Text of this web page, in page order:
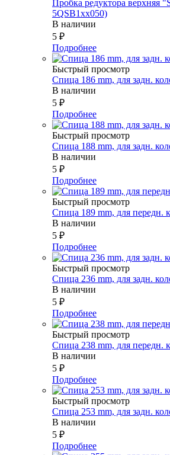
Пробка редуктора верхняя
5QSB1xx050)
В наличии
5 ₽
Подробнее
Быстрый просмотр
Спица 186 mm, для задн.
В наличии
5 ₽
Подробнее
Быстрый просмотр
Спица 188 mm, для задн.
В наличии
5 ₽
Подробнее
Быстрый просмотр
Спица 189 mm, для передн.
В наличии
5 ₽
Подробнее
Быстрый просмотр
Спица 236 mm, для задн.
В наличии
5 ₽
Подробнее
Быстрый просмотр
Спица 238 mm, для передн.
В наличии
5 ₽
Подробнее
Быстрый просмотр
Спица 253 mm, для задн.
В наличии
5 ₽
Подробнее